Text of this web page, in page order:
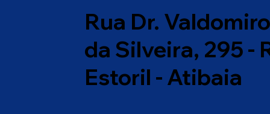
Rua Dr.
da Silveira, 295 -
Estoril - Atibaia